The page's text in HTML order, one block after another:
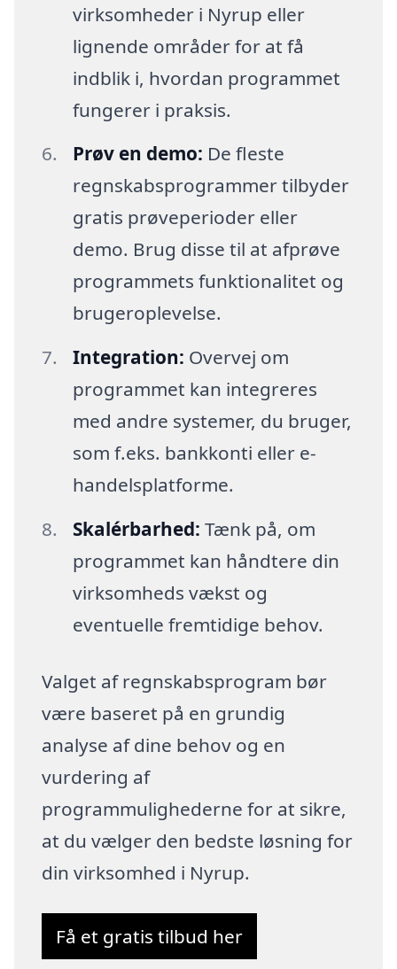
virksomheder i Nyrup eller
lignende områder for at få
indblik i, hvordan programmet
fungerer i praksis.
Prøv en demo: De fleste
regnskabsprogrammer tilbyder
gratis prøveperioder eller
demo. Brug disse til at afprøve
programmets funktionalitet og
brugeroplevelse.
Integration: Overvej om
programmet kan integreres
med andre systemer, du bruger,
som f.eks. bankkonti eller e-
handelsplatforme.
Skalérbarhed: Tænk på, om
programmet kan håndtere din
virksomheds vækst og
eventuelle fremtidige behov.
Valget af regnskabsprogram bør
være baseret på en grundig
analyse af dine behov og en
vurdering af
programmulighederne for at sikre,
at du vælger den bedste løsning for
din virksomhed i Nyrup.
Få et gratis tilbud her